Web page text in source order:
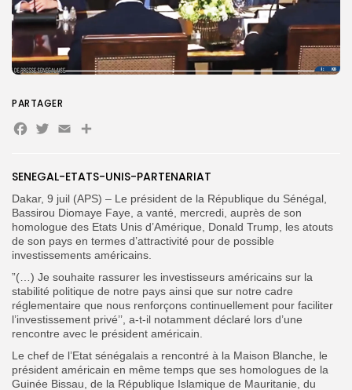
for:
SENEGAL-ETATS-UNIS-PARTENARIAT
Dakar, 9 juil (APS) – Le président de la République du Sénégal,
Bassirou Diomaye Faye, a vanté, mercredi, auprès de son
homologue des Etats Unis d’Amérique, Donald Trump, les atouts
de son pays en termes d’attractivité pour de possible
investissements américains.
”(…) Je souhaite rassurer les investisseurs américains sur la
stabilité politique de notre pays ainsi que sur notre cadre
réglementaire que nous renforçons continuellement pour faciliter
l’investissement privé’’, a-t-il notamment déclaré lors d’une
rencontre avec le président américain.
Le chef de l’Etat sénégalais a rencontré à la Maison Blanche, le
président américain en même temps que ses homologues de la
Guinée Bissau, de la République Islamique de Mauritanie, du
PARTAGER
Facebook
Twitter
EmailPartager